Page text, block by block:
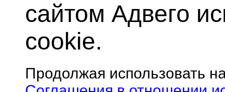
сайтом Адвего
cookie.
Продолжая использовать